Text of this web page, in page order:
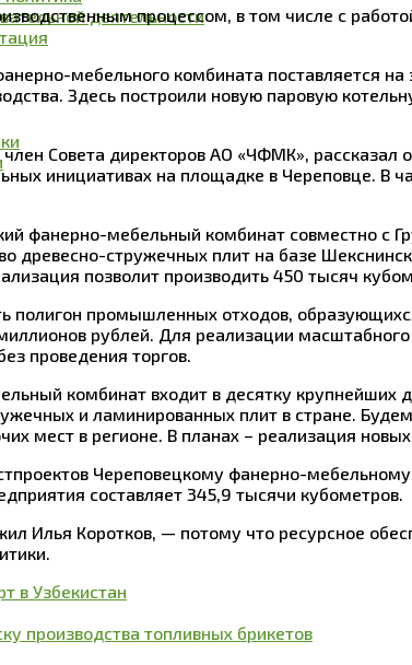
деятельности
процессом, в том числе с
мебельного комбината поставляется
Здесь построили новую паровую
член Совета директоров АО «ЧФМК»,
инициативах на площадке в Череповце. В
фанерно-мебельный комбинат совместно с
древесно-стружечных плит на базе
позволит производить 450 тысяч
полигон промышленных отходов,
рублей. Для реализации
проведения торгов.
комбинат входит в десятку
и ламинированных плит в стране.
мест в регионе. В планах – реализация
Череповецкому фанерно-
составляет 345,9 тысячи кубометров.
Илья Коротков, — потому что ресурсное
в Узбекистан
производства топливных брикетов